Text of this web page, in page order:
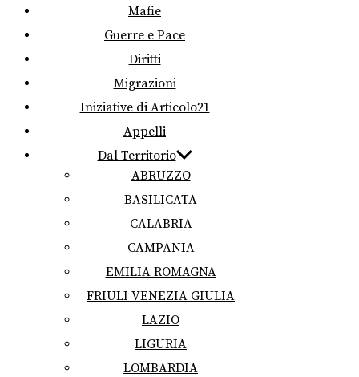
Mafie
Guerre e Pace
Diritti
Migrazioni
Iniziative di Articolo21
Appelli
Dal Territorio
ABRUZZO
BASILICATA
CALABRIA
CAMPANIA
EMILIA ROMAGNA
FRIULI VENEZIA GIULIA
LAZIO
LIGURIA
LOMBARDIA